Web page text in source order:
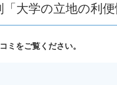
大学の立地の利便
ミをご覧ください。